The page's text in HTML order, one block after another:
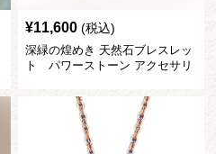
¥11,600 (税込)
深緑の煌めき 天然石ブレスレッ
ト パワーストーン アクセサリ